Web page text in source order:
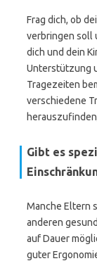
Frag dich, ob
verbringen soll
dich und dein
Unterstützung
Tragezeiten
verschiedene
Gibt es
Manche Eltern
anderen
auf Dauer
guter